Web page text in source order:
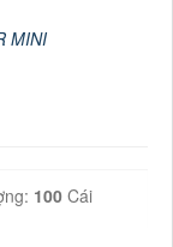
MINI
100 Cái